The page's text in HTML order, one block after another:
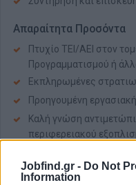
Jobfind.gr - Do Not
Information
Απαραίτητα Προσόντα
Πτυχίο ΤΕΙ/ΑΕΙ στον
Προγραμματισμού ή
Εκπληρωμένες
Προηγουμένη
Καλή γνώση
περιφερειακού
Παροχές